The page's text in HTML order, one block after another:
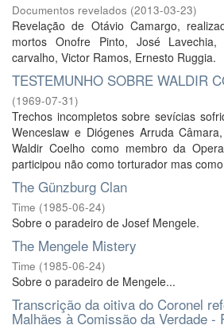
Documentos revelados (2013-03-23)
Revelação de Otávio Camargo,
mortos Onofre Pinto, José
carvalho, Victor Ramos, Ernesto Ruggia.
TESTEMUNHO SOBRE WALDIR
(1969-07-31)
Trechos incompletos sobre sevícias
Wenceslaw e Diógenes Arruda
Waldir Coelho como membro da
participou não como torturador mas
The Günzburg Clan
Time (1985-06-24)
Sobre o paradeiro de Josef Mengele.
The Mengele Mistery
Time (1985-06-24)
Sobre o paradeiro de Mengele...
Transcrição da oitiva do Coronel
Malhães à Comissão da Verdade -